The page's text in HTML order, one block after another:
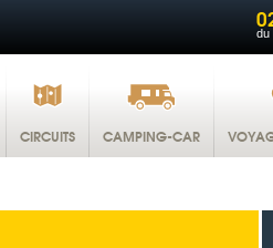
du
CIRCUITS CAMPING-CAR